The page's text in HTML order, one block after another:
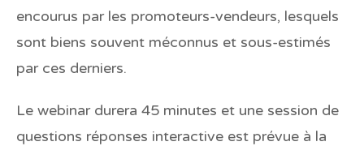
encourus par les promoteurs-vendeurs, lesquels
sont biens souvent méconnus et sous-estimés
par ces derniers.
Le webinar durera 45 minutes et une session de
questions réponses interactive est prévue à la